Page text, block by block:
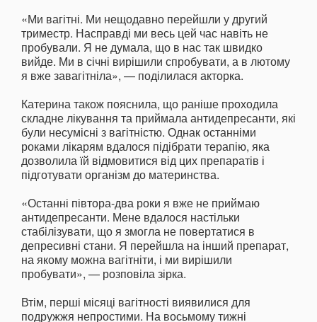
«Ми вагітні. Ми нещодавно перейшли у другий
триместр. Насправді ми весь цей час навіть не
пробували. Я не думала, що в нас так швидко
вийде. Ми в січні вирішили спробувати, а в лютому
я вже завагітніла», — поділилася акторка.
Катерина також пояснила, що раніше проходила
складне лікування та приймала антидепресанти, які
були несумісні з вагітністю. Однак останніми
роками лікарям вдалося підібрати терапію, яка
дозволила їй відмовитися від цих препаратів і
підготувати організм до материнства.
«Останні півтора-два роки я вже не приймаю
антидепресанти. Мене вдалося настільки
стабілізувати, що я змогла не повертатися в
депресивні стани. Я перейшла на інший препарат,
на якому можна вагітніти, і ми вирішили
пробувати», — розповіла зірка.
Втім, перші місяці вагітності виявилися для
подружжя непростими. На восьмому тижні